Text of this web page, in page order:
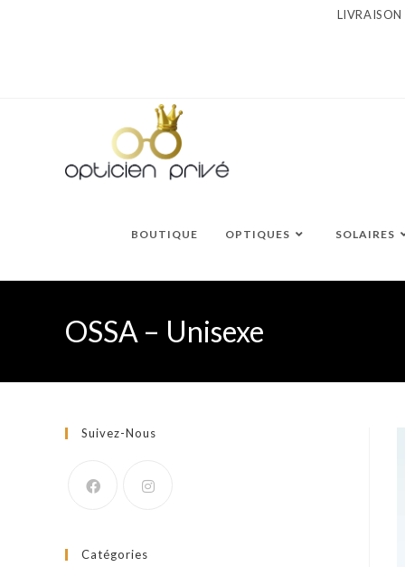
BOUTIQUE OPTIQUES SOLAIRES
OSSA – Unisexe
Suivez-Nous
Catégories